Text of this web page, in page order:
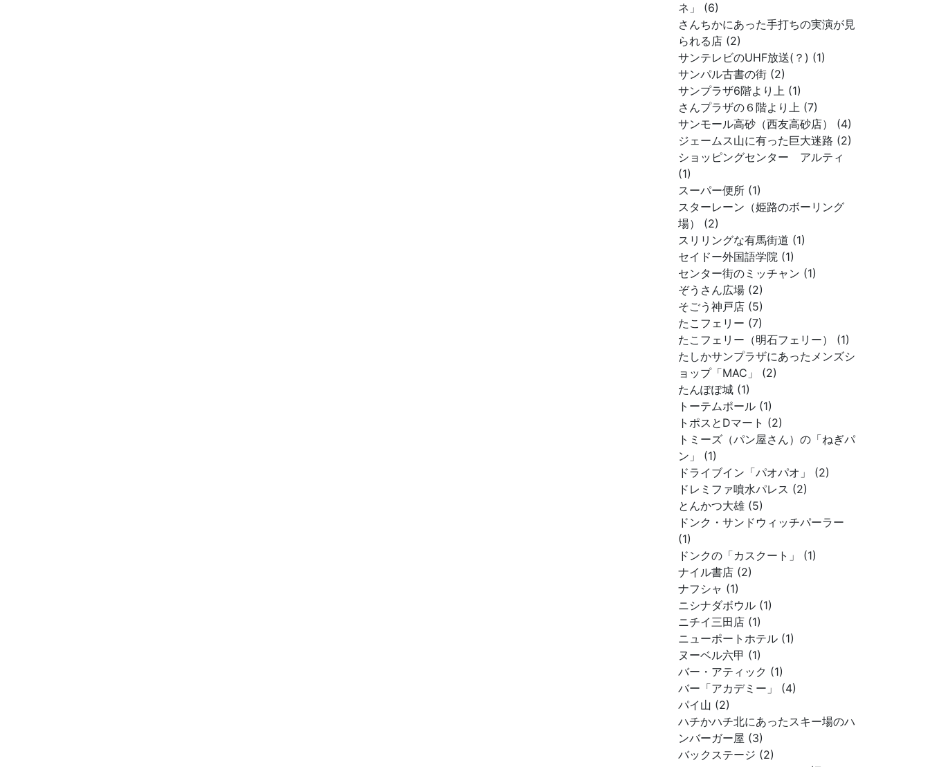
ネ」 (6)
さんちかにあった手打ちの実演が見
られる店 (2)
サンテレビのUHF放送(？) (1)
サンパル古書の街 (2)
サンプラザ6階より上 (1)
さんプラザの６階より上 (7)
サンモール高砂（西友高砂店） (4)
ジェームス山に有った巨大迷路 (2)
ショッピングセンター アルティ
(1)
スーパー便所 (1)
スターレーン（姫路のボーリング
場） (2)
スリリングな有馬街道 (1)
セイドー外国語学院 (1)
センター街のミッチャン (1)
ぞうさん広場 (2)
そごう神戸店 (5)
たこフェリー (7)
たこフェリー（明石フェリー） (1)
たしかサンプラザにあったメンズシ
ョップ「MAC」 (2)
たんぽぽ城 (1)
トーテムポール (1)
トポスとDマート (2)
トミーズ（パン屋さん）の「ねぎパ
ン」 (1)
ドライブイン「パオパオ」 (2)
ドレミファ噴水パレス (2)
とんかつ大雄 (5)
ドンク・サンドウィッチパーラー
(1)
ドンクの「カスクート」 (1)
ナイル書店 (2)
ナフシャ (1)
ニシナダボウル (1)
ニチイ三田店 (1)
ニューポートホテル (1)
ヌーベル六甲 (1)
バー・アティック (1)
バー「アカデミー」 (4)
パイ山 (2)
ハチかハチ北にあったスキー場のハ
ンバーガー屋 (3)
バックステージ (2)